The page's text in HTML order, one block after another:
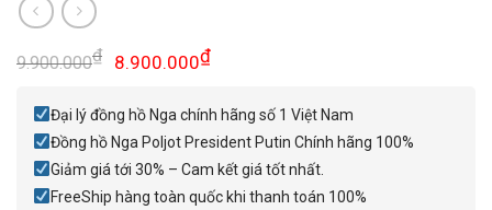
9.900.000₫
Giá
là:
9.900.000₫.
8.900.000₫Giá
tại
là:
8.900.000₫.
Đại lý đồng hồ Nga chính hãng số 1 Việt Nam
Đồng hồ Nga Poljot President Putin Chính hãng 100%
Giảm giá tới 30% – Cam kết giá tốt nhất.
FreeShip hàng toàn quốc khi thanh toán 100%